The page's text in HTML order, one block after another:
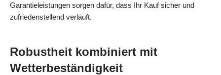
Garantieleistungen sorgen dafür, dass Ihr Kauf sicher und
zufriedenstellend verläuft.
Robustheit kombiniert mit
Wetterbeständigkeit